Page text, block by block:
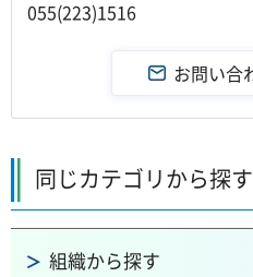
055(223)1516
同じカテゴリから探す
組織から探す